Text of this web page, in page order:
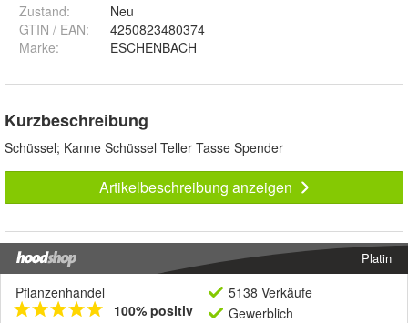
Zustand:
Neu
GTIN / EAN:
4250823480374
Marke:
ESCHENBACH
Kurzbeschreibung
Schüssel; Kanne Schüssel Teller Tasse Spender
Artikelbeschreibung anzeigen
Platin
Pflanzenhandel
100% positiv
5138 Verkäufe
Gewerblich